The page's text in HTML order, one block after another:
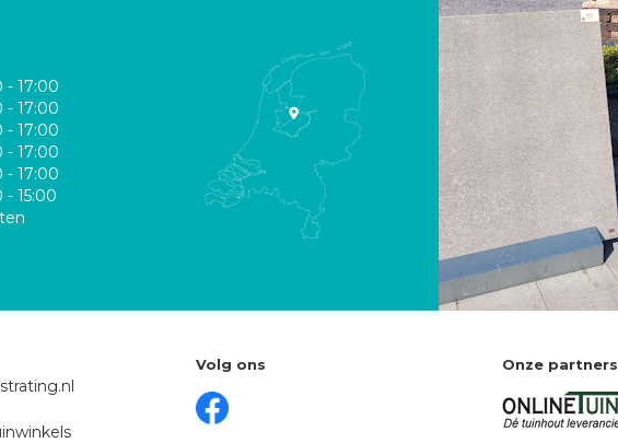
- 17:00
- 17:00
- 17:00
- 17:00
- 17:00
15:00
Volg ons Onze partners